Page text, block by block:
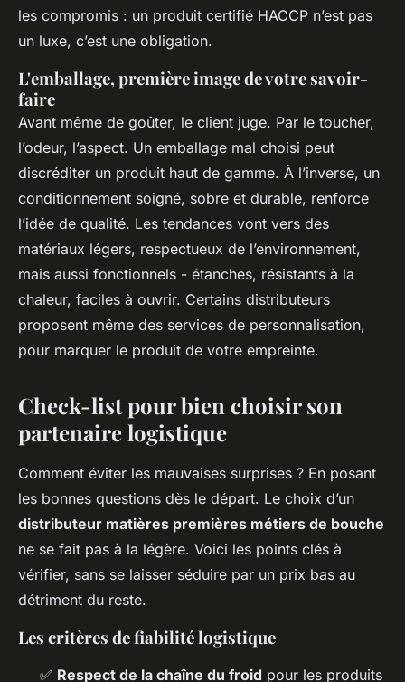
les compromis : un produit certifié HACCP n’est pas
un luxe, c’est une obligation.
L'emballage, première image de votre savoir-
faire
Avant même de goûter, le client juge. Par le toucher,
l’odeur, l’aspect. Un emballage mal choisi peut
discréditer un produit haut de gamme. À l’inverse, un
conditionnement soigné, sobre et durable, renforce
l’idée de qualité. Les tendances vont vers des
matériaux légers, respectueux de l’environnement,
mais aussi fonctionnels - étanches, résistants à la
chaleur, faciles à ouvrir. Certains distributeurs
proposent même des services de personnalisation,
pour marquer le produit de votre empreinte.
Check-list pour bien choisir son
partenaire logistique
Comment éviter les mauvaises surprises ? En posant
les bonnes questions dès le départ. Le choix d’un
distributeur matières premières métiers de bouche
ne se fait pas à la légère. Voici les points clés à
vérifier, sans se laisser séduire par un prix bas au
détriment du reste.
Les critères de fiabilité logistique
✅ Respect de la chaîne du froid pour les produits